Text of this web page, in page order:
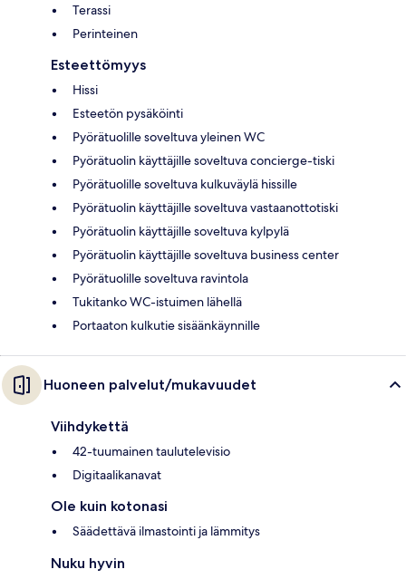
Terassi
Perinteinen
Esteettömyys
Hissi
Esteetön pysäköinti
Pyörätuolille soveltuva yleinen WC
Pyörätuolin käyttäjille soveltuva concierge-tiski
Pyörätuolille soveltuva kulkuväylä hissille
Pyörätuolin käyttäjille soveltuva vastaanottotiski
Pyörätuolin käyttäjille soveltuva kylpylä
Pyörätuolin käyttäjille soveltuva business center
Pyörätuolille soveltuva ravintola
Tukitanko WC-istuimen lähellä
Portaaton kulkutie sisäänkäynnille
Huoneen palvelut/mukavuudet
Viihdykettä
42-tuumainen taulutelevisio
Digitaalikanavat
Ole kuin kotonasi
Säädettävä ilmastointi ja lämmitys
Nuku hyvin